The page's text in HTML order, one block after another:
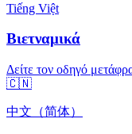
Tiếng Việt
Βιετναμικά
Δείτε τον οδηγό
🇨🇳
中文（简体）